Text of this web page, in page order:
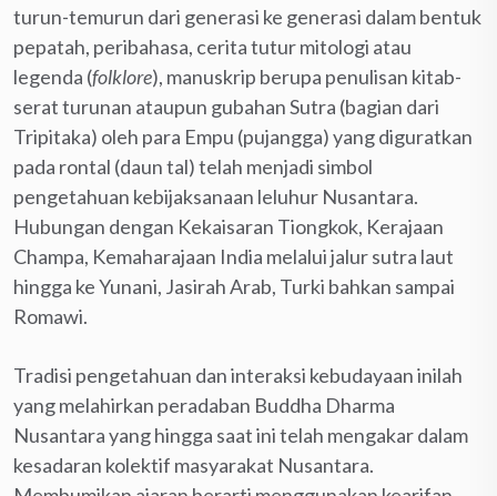
turun-temurun dari generasi ke generasi dalam bentuk
pepatah, peribahasa, cerita tutur mitologi atau
legenda (folklore), manuskrip berupa penulisan kitab-
serat turunan ataupun gubahan Sutra (bagian dari
Tripitaka) oleh para Empu (pujangga) yang diguratkan
pada rontal (daun tal) telah menjadi simbol
pengetahuan kebijaksanaan leluhur Nusantara.
Hubungan dengan Kekaisaran Tiongkok, Kerajaan
Champa, Kemaharajaan India melalui jalur sutra laut
hingga ke Yunani, Jasirah Arab, Turki bahkan sampai
Romawi.
Tradisi pengetahuan dan interaksi kebudayaan inilah
yang melahirkan peradaban Buddha Dharma
Nusantara yang hingga saat ini telah mengakar dalam
kesadaran kolektif masyarakat Nusantara.